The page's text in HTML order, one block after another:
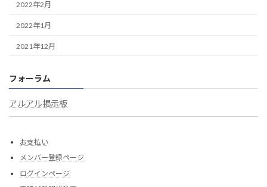
2022年2月
2022年1月
2021年12月
フォーラム
アルアル掲示板
お支払い
メンバー登録ページ
ログインページ